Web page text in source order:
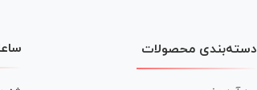
دسته‌بندی محصولات